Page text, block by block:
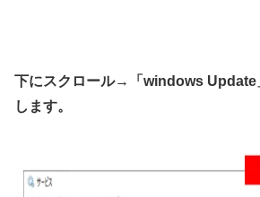
下にスクロール→「windows Update
します。